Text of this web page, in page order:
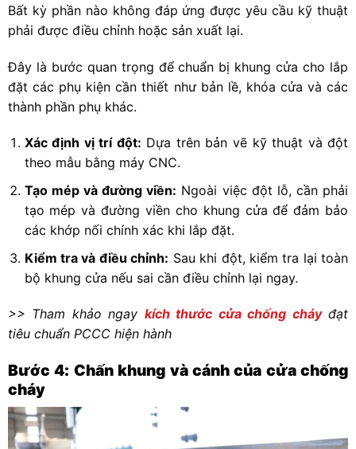
Bất kỳ phần nào không đáp ứng được yêu cầu kỹ thuật
phải được điều chỉnh hoặc sản xuất lại.
Đây là bước quan trọng để chuẩn bị khung cửa cho lắp
đặt các phụ kiện cần thiết như bản lề, khóa cửa và các
thành phần phụ khác.
Xác định vị trí đột: Dựa trên bản vẽ kỹ thuật và đột
theo mẫu bằng máy CNC.
Tạo mép và đường viền: Ngoài việc đột lỗ, cần phải
tạo mép và đường viền cho khung cửa để đảm bảo
các khớp nối chính xác khi lắp đặt.
Kiểm tra và điều chỉnh: Sau khi đột, kiểm tra lại toàn
bộ khung cửa nếu sai cần điều chỉnh lại ngay.
>> Tham khảo ngay kích thước cửa chống cháyđạt
tiêu chuẩn PCCC hiện hành
Bước 4: Chấn khung và cánh của cửa chống
cháy